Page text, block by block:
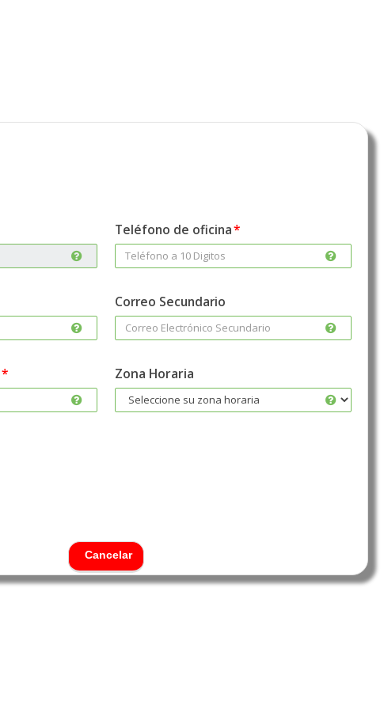
Teléfono de oficina
Correo Secundario
Zona Horaria
Cancelar